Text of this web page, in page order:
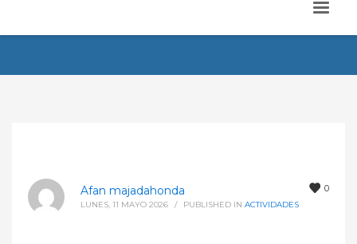
0
Afan majadahonda
LUNES, 11 MAYO 2026 / PUBLISHED IN ACTIVIDADES